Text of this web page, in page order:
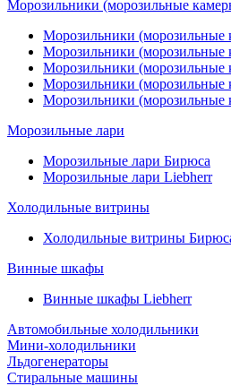
Морозильники (морозильные
Морозильники (морозильные
Морозильники (морозильные
Морозильники (морозильные
Морозильники (морозильные
Морозильники (морозильные
Морозильные лари
Морозильные лари Бирюса
Морозильные лари Liebherr
Холодильные витрины
Холодильные витрины
Винные шкафы
Винные шкафы Liebherr
Автомобильные холодильники
Мини-холодильники
Льдогенераторы
Стиральные машины